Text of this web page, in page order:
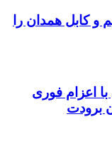
و کابل همدان را
اعزام فوری
برودت